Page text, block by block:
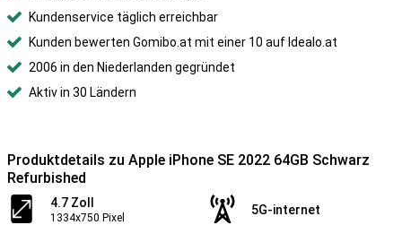
Kundenservice täglich erreichbar
Kunden bewerten Gomibo.at mit einer 10 auf Idealo.at
2006 in den Niederlanden gegründet
Aktiv in 30 Ländern
Produktdetails zu Apple iPhone SE 2022 64GB Schwarz
Refurbished
4.7 Zoll
1334x750 Pixel
5G-internet